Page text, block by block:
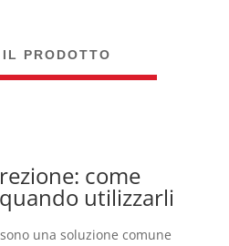
PRODOTTO
come
utilizzarli
una soluzione comune